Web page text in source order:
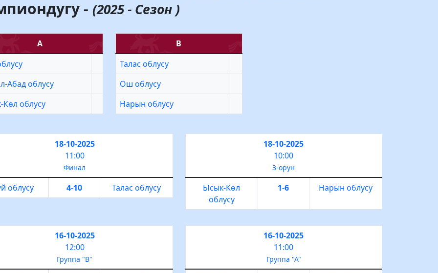
- (2025 - Сезон )
А
Абад облусу
облусу
В
Талас облусу
Ош облусу
Нарын облусу
18-10-2025
11:00
Финал
облусу 4-10 Талас облусу
18-10-2025
10:00
3-орун
Ысык-Көл
облусу
1-6 Нарын облусу
16-10-2025
12:00
Группа "В"
16-10-2025
11:00
Группа "А"